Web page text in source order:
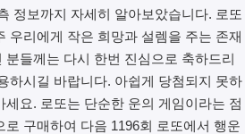
정보까지 자세히 알아보았습니다. 로또
우리에게 작은 희망과 설렘을 주는 존재
들께는 다시 한번 진심으로 축하드리
하시길 바랍니다. 아쉽게 당첨되지 못하
요. 로또는 단순한 운의 게임이라는 점
구매하여 다음 1196회 로또에서 행운